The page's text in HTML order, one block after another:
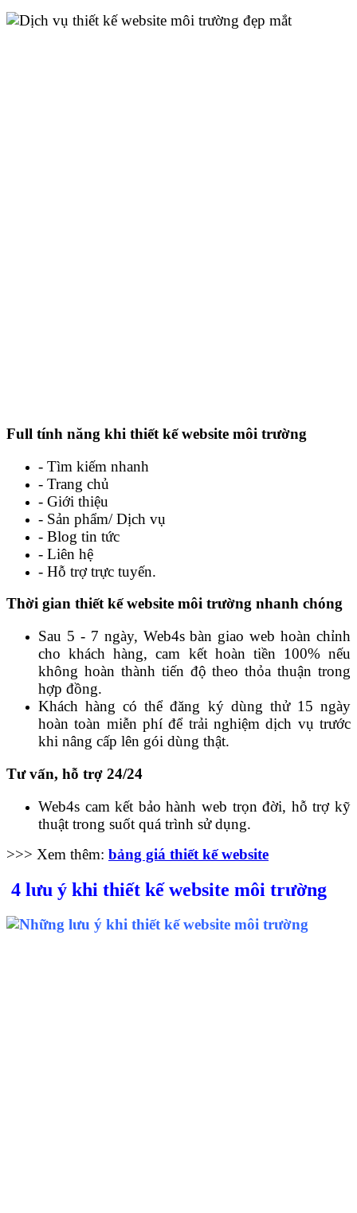
Full tính năng khi thiết kế website môi trường
- Tìm kiếm nhanh
- Trang chủ
- Giới thiệu
- Sản phẩm/ Dịch vụ
- Blog tin tức
- Liên hệ
- Hỗ trợ trực tuyến.
Thời gian thiết kế website môi trường nhanh chóng
Sau 5 - 7 ngày, Web4s bàn giao web hoàn chỉnh
cho khách hàng, cam kết hoàn tiền 100% nếu
không hoàn thành tiến độ theo thỏa thuận trong
hợp đồng.
Khách hàng có thể đăng ký dùng thử 15 ngày
hoàn toàn miễn phí để trải nghiệm dịch vụ trước
khi nâng cấp lên gói dùng thật.
Tư vấn, hỗ trợ 24/24
Web4s cam kết bảo hành web trọn đời, hỗ trợ kỹ
thuật trong suốt quá trình sử dụng.
>>> Xem thêm: bảng giá thiết kế website
4 lưu ý khi thiết kế website môi trường